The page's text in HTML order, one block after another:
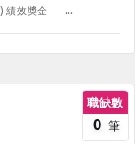
團保 福委會(婚、喪、喜、慶、等補助) 績效獎金 生日年節禮金 人才推薦獎金 資深員工獎勵 優秀員工獎勵 員工旅遊補助 員工健檢 員工及親友購物優惠 員工家庭購物日 員工急難救助 員工生活協助服務(EAP) 定期員工座談會與暢通的溝通管道 完整的商品及其他專業教育訓練及發展計劃 暢通的技能與管理職晉升管道 《部份福利、待遇因職務、職等、職種有所不同，並隨公司營運方針有所調整，詳情請於面試時詢問，並以面試為主》
職缺數
0 筆